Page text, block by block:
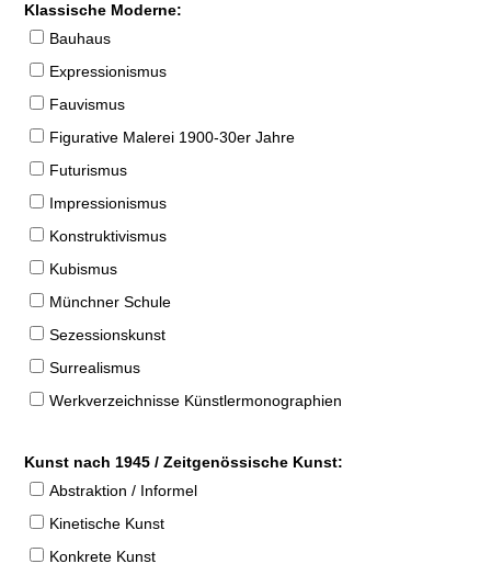
Klassische Moderne:
Bauhaus
Expressionismus
Fauvismus
Figurative Malerei 1900-30er Jahre
Futurismus
Impressionismus
Konstruktivismus
Kubismus
Münchner Schule
Sezessionskunst
Surrealismus
Werkverzeichnisse Künstlermonographien
Kunst nach 1945 / Zeitgenössische Kunst:
Abstraktion / Informel
Kinetische Kunst
Konkrete Kunst